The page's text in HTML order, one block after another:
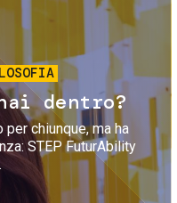
dentro?
chiunque, ma ha
STEP FuturAbility